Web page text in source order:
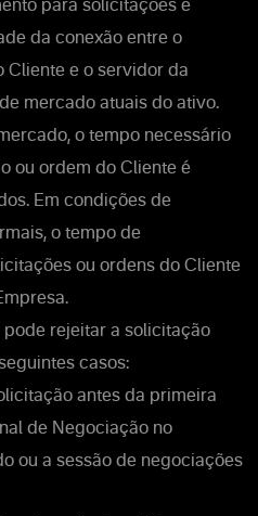
para solicitações e
da conexão entre o
Cliente e o servidor da
mercado atuais do ativo.
o tempo necessário
ou ordem do Cliente é
Em condições de
o tempo de
ou ordens do Cliente
rejeitar a solicitação
casos:
antes da primeira
de Negociação no
ou a sessão de negociações